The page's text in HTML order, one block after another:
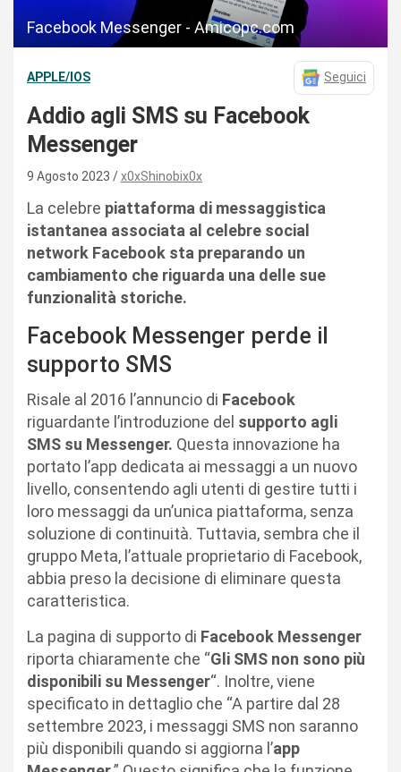
Facebook Messenger - Amicopc.com
APPLE/IOS Seguici
Addio agli SMS su Facebook
Messenger
9 Agosto 2023 x0xShinobix0x
La celebre piattaforma di messaggistica
istantanea associata al celebre social
network Facebook sta preparando un
cambiamento che riguarda una delle sue
funzionalità storiche.
Facebook Messenger perde il
supporto SMS
Risale al 2016 l’annuncio di Facebook
riguardante l’introduzione del supporto agli
SMS su Messenger. Questa innovazione ha
portato l’app dedicata ai messaggi a un nuovo
livello, consentendo agli utenti di gestire tutti i
loro messaggi da un’unica piattaforma, senza
soluzione di continuità. Tuttavia, sembra che il
gruppo Meta, l’attuale proprietario di Facebook,
abbia preso la decisione di eliminare questa
caratteristica.
La pagina di supporto di Facebook Messenger
riporta chiaramente che “Gli SMS non sono più
disponibili su Messenger“. Inoltre, viene
specificato in dettaglio che “A partire dal 28
settembre 2023, i messaggi SMS non saranno
più disponibili quando si aggiorna l’app